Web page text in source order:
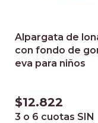
Alpargata de
con fondo de
eva para niños
$12.822
3 o 6 cuotas SIN